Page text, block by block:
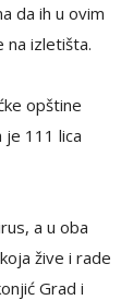
da ih u ovim
na izletišta.
opštine
je 111 lica
a u oba
žive i rade
Grad i